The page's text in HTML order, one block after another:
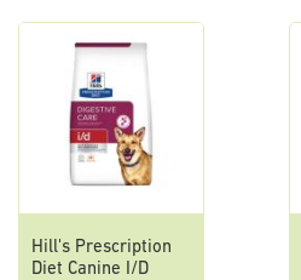
Hill's Prescription
Diet Canine I/D